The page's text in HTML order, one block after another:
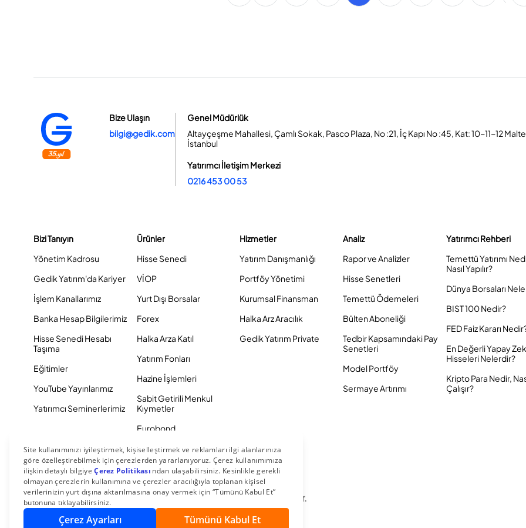
Bize Ulaşın
bilgi@gedik.com
Genel Müdürlük
Altayçeşme Mahallesi, Çamlı Sokak, Pasco Plaza, No :21, İç Kapı No :45, Kat: 10-11-12
İstanbul
Yatırımcı İletişim Merkezi
0216 453 00 53
Bizi Tanıyın
Yönetim Kadrosu
Gedik Yatırım'da Kariyer
İşlem Kanallarımız
Banka Hesap Bilgilerimiz
Hisse Senedi Hesabı
Taşıma
Eğitimler
YouTube Yayınlarımız
Yatırımcı Seminerlerimiz
Ürünler
Hisse Senedi
VİOP
Yurt Dışı Borsalar
Forex
Halka Arza Katıl
Yatırım Fonları
Hazine İşlemleri
Sabit Getirili Menkul
Kıymetler
Eurobond
Tahvil ve Bono
Hizmetler
Yatırım Danışmanlığı
Portföy Yönetimi
Kurumsal Finansman
Halka Arz Aracılık
Gedik Yatırım Private
Analiz
Rapor ve Analizler
Hisse Senetleri
Temettü Ödemeleri
Bülten Aboneliği
Tedbir Kapsamındaki Pay
Senetleri
Model Portföy
Sermaye Artırımı
Yatırımcı Rehberi
Temettü Yatırımı
Nasıl Yapılır?
Dünya Borsaları
BIST 100 Nedir?
FED Faiz Kararı
En Değerli Yapay
Hisseleri Nelerdir?
Kripto Para Nedir,
Çalışır?
© 2026 Gedik Yatırım Menkul Değerler AŞ. Tüm Hakları Saklıdır.